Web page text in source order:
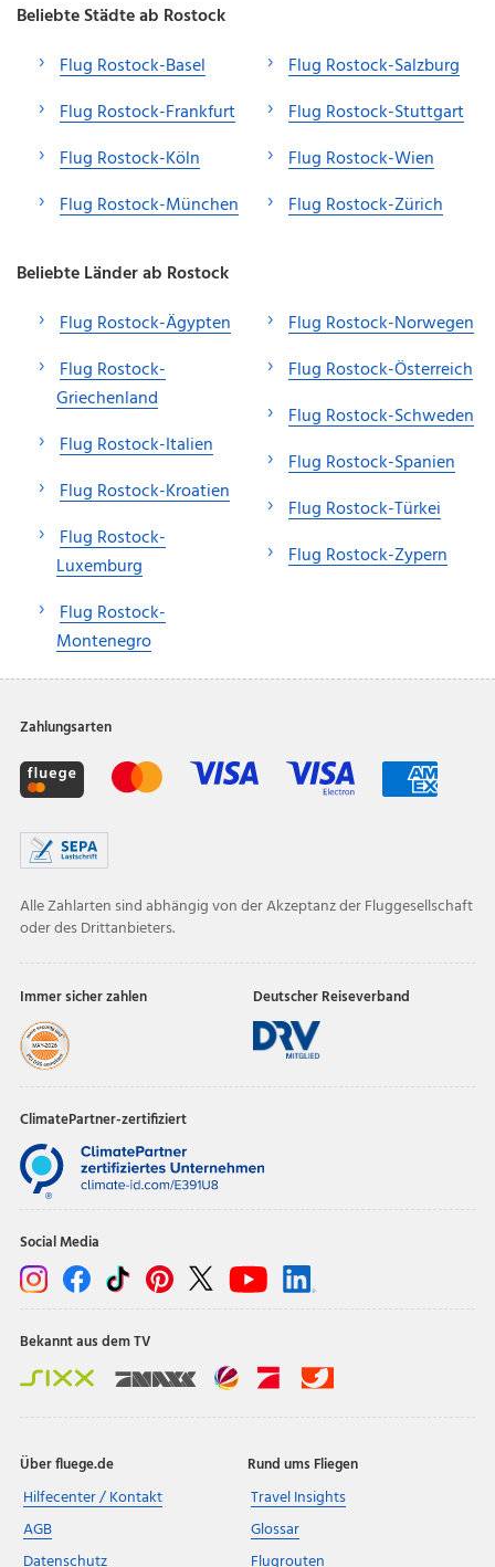
Beliebte Städte ab Rostock
Flug Rostock-Basel
Flug Rostock-Frankfurt
Flug Rostock-Köln
Flug Rostock-München
Flug Rostock-Salzburg
Flug Rostock-Stuttgart
Flug Rostock-Wien
Flug Rostock-Zürich
Beliebte Länder ab Rostock
Flug Rostock-Ägypten
Flug Rostock-
Griechenland
Flug Rostock-Italien
Flug Rostock-Kroatien
Flug Rostock-
Luxemburg
Flug Rostock-
Montenegro
Flug Rostock-Norwegen
Flug Rostock-Österreich
Flug Rostock-Schweden
Flug Rostock-Spanien
Flug Rostock-Türkei
Flug Rostock-Zypern